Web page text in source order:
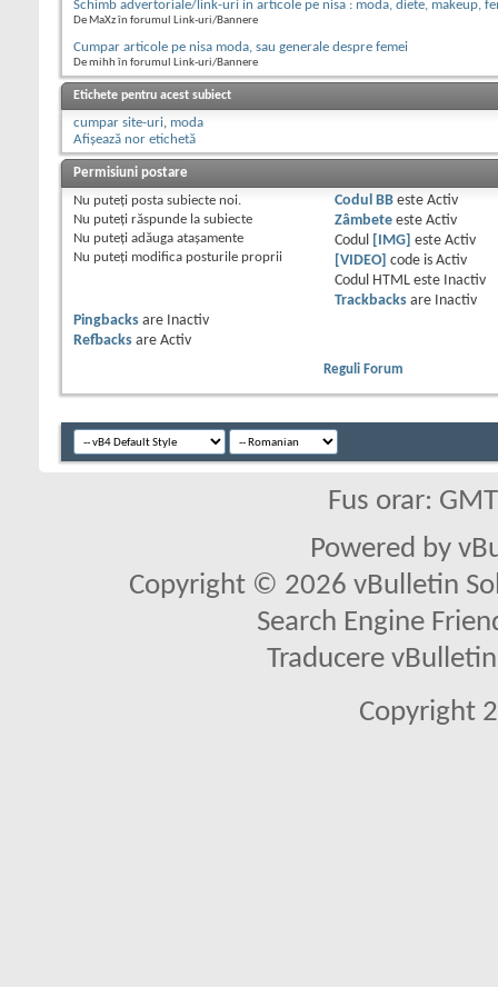
Schimb advertoriale/link-uri in articole pe nisa : moda, diete, makeup,
De MaXz în forumul Link-uri/Bannere
Cumpar articole pe nisa moda, sau generale despre femei
De mihh în forumul Link-uri/Bannere
Etichete pentru acest subiect
cumpar site-uri, moda
Afișează nor etichetă
Permisiuni postare
Nu puteţi posta subiecte noi.
Nu puteţi răspunde la subiecte
Nu puteţi adăuga ataşamente
Nu puteţi modifica posturile proprii
Codul BBeste Activ
Zâmbeteeste Activ
Codul
[IMG] este Activ
[VIDEO]
code is Activ
Codul HTML este
Inactiv
Trackbacksare
Inactiv
Pingbacks are
Inactiv
Refbacks are Activ
Reguli Forum
Fus orar:
Powered by
Copyright © 2026 vBulletin
Search Engine
Traducere
Copyright